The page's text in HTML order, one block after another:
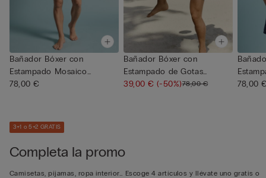
Bañador Bóxer con
Estampado Mosaico
Mayólica
78,00 €
Bañador Bóxer con
Estampado de Gotas
Azul/Blanco
39,00 €(-50%)78,00 €
78,00
3+1 o 5+2 GRATIS
Completa la promo
Camisetas, pijamas, ropa interior… Escoge 4 artículos y llévate uno gratis o